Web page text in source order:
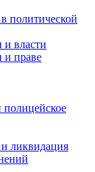
политической
и власти
и праве
ликвидация